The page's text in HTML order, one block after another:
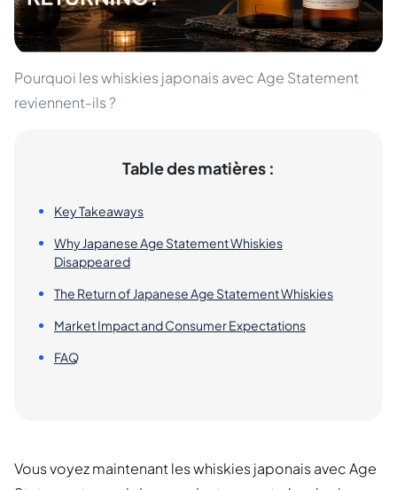
Pourquoi les whiskies japonais avec Age Statement
reviennent-ils ?
Table des matières :
Key Takeaways
Why Japanese Age Statement Whiskies
Disappeared
The Return of Japanese Age Statement Whiskies
Market Impact and Consumer Expectations
FAQ
Vous voyez maintenant les whiskies japonais avec Age